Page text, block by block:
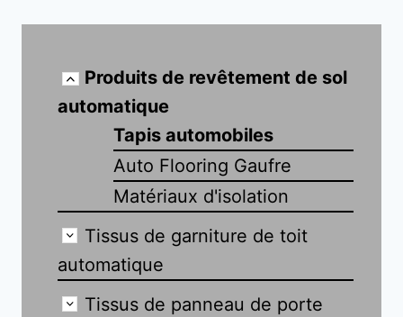
Produits de revêtement de sol
automatique
Tapis automobiles
Auto Flooring Gaufre
Matériaux d'isolation
Tissus de garniture de toit
automatique
Tissus de panneau de porte